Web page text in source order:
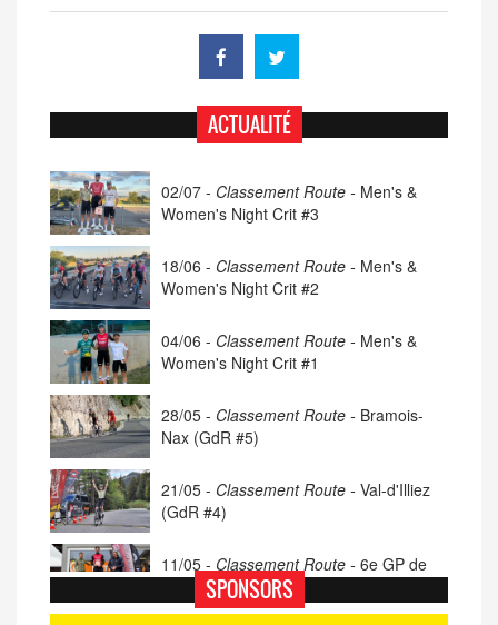
ACTUALITÉ
02/07 - Classement Route - Men's &
Women's Night Crit #3
18/06 - Classement Route - Men's &
Women's Night Crit #2
04/06 - Classement Route - Men's &
Women's Night Crit #1
28/05 - Classement Route - Bramois-
Nax (GdR #5)
21/05 - Classement Route - Val-d'Illiez
(GdR #4)
11/05 - Classement Route - 6e GP de
Porsel (TdC #4)
SPONSORS